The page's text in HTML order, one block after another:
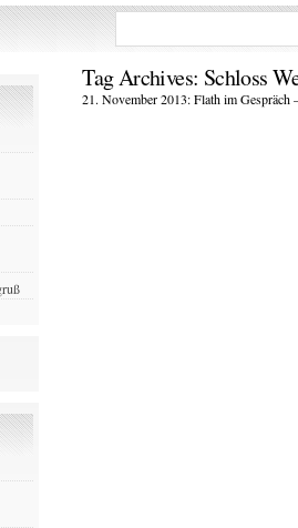
Tag Archives: Schloss
21. November 2013: Flath im Gespräch